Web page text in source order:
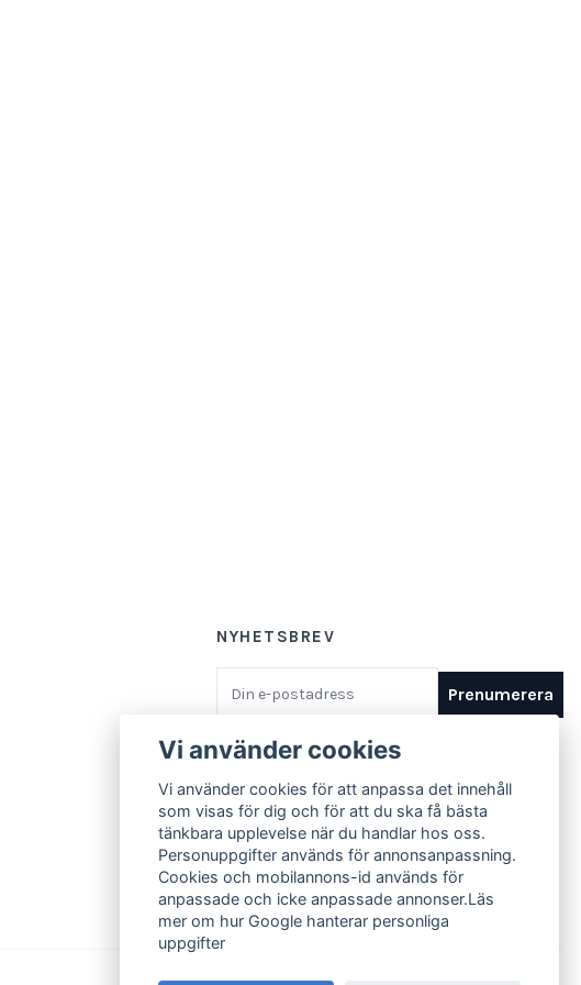
NYHETSBREV
Prenumerera
Vi använder cookies
Vi använder cookies för att anpassa det innehåll
som visas för dig och för att du ska få bästa
tänkbara upplevelse när du handlar hos oss.
Personuppgifter används för annonsanpassning.
Cookies och mobilannons-id används för
anpassade och icke anpassade annonser.Läs
mer om hur Google hanterar personliga
uppgifter